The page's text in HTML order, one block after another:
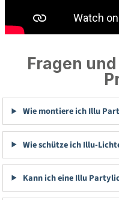
Fragen
Wie montiere ich Illu
Wie schütze ich Illu-
Kann ich eine Illu